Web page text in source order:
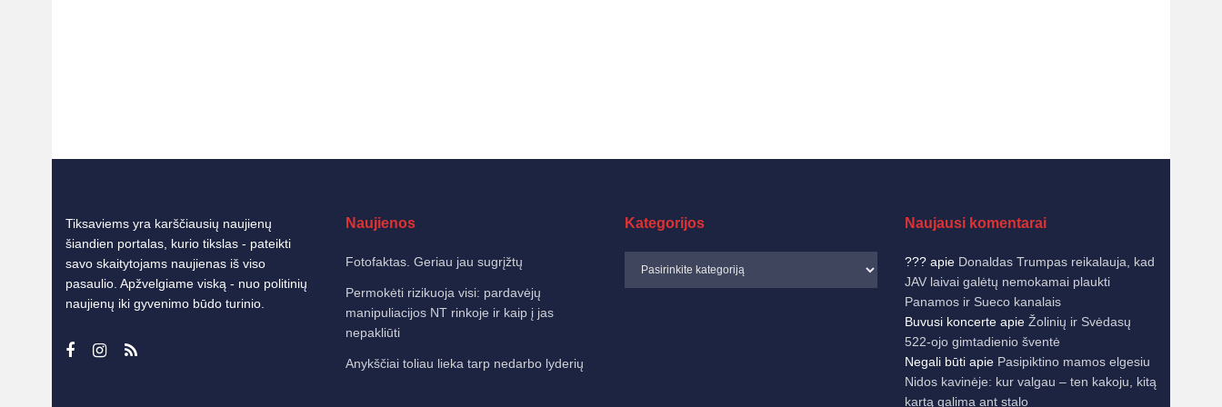
Tiksaviems yra karščiausių naujienų
šiandien portalas, kurio tikslas - pateikti
savo skaitytojams naujienas iš viso
pasaulio. Apžvelgiame viską - nuo politinių
naujienų iki gyvenimo būdo turinio.
Naujienos
Fotofaktas. Geriau jau sugrįžtų
Permokėti rizikuoja visi: pardavėjų
manipuliacijos NT rinkoje ir kaip į jas
nepakliūti
Anykščiai toliau lieka tarp nedarbo lyderių
Kategorijos Naujausi komentarai
???apie Donaldas Trumpas reikalauja, kad
JAV laivai galėtų nemokamai plaukti
Panamos ir Sueco kanalais
Buvusi koncerteapie Žolinių ir Svėdasų
522-ojo gimtadienio šventė
Negali būtiapie Pasipiktino mamos elgesiu
Nidos kavinėje: kur valgau – ten kakoju, kitą
kartą galima ant stalo